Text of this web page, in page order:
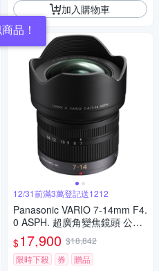
品！
加入購物車
12/31前滿3萬登記送1212
Panasonic VARIO 7-14mm F4.
0 ASPH. 超廣角變焦鏡頭 公司
貨
$17,900 $18,842
限時下殺
券 贈品